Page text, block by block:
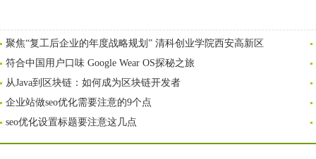
聚焦“复工后企业的年度战略规划” 清科创业学院西安高新区
符合中国用户口味 Google Wear OS探秘之旅
从Java到区块链：如何成为区块链开发者
企业站做seo优化需要注意的9个点
seo优化设置标题要注意这几点